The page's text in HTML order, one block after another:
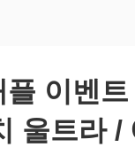
이벤
울트라